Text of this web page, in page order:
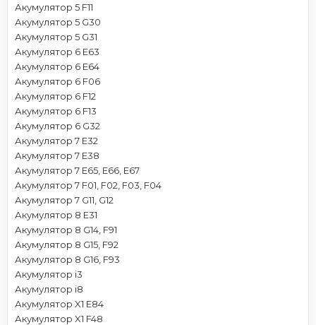
Акумулятор 5 F11
Акумулятор 5 G30
Акумулятор 5 G31
Акумулятор 6 E63
Акумулятор 6 E64
Акумулятор 6 F06
Акумулятор 6 F12
Акумулятор 6 F13
Акумулятор 6 G32
Акумулятор 7 E32
Акумулятор 7 E38
Акумулятор 7 E65, E66, E67
Акумулятор 7 F01, F02, F03, F04
Акумулятор 7 G11, G12
Акумулятор 8 E31
Акумулятор 8 G14, F91
Акумулятор 8 G15, F92
Акумулятор 8 G16, F93
Акумулятор i3
Акумулятор i8
Акумулятор X1 E84
Акумулятор X1 F48